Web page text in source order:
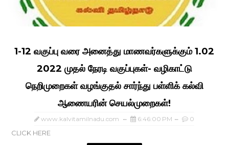
1-12 வகுப்பு வரை அனைத்து மாணவர்களுக்கும் 1.02
2022 முதல் நேரடி வகுப்புகள்- வழிகாட்டு
நெறிமுறைகள் வழங்குதல் சார்ந்து பள்ளிக் கல்வி
ஆணையரின் செயல்முறைகள்!
www.kalvitamilnadu.com 6:46:00 PM 0
CLICK HERE